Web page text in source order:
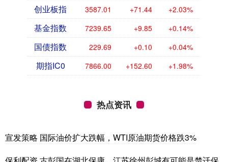
创业板指 3587.01 +71.44 +2.03%
基金指数 7239.65 +9.85 +0.14%
国债指数 229.69 +0.10 +0.04%
期指IC0 7866.00 +152.60 +1.98%
热点资讯
宣发策略 国际油价扩大跌幅，WTI原油期货价格跌3%